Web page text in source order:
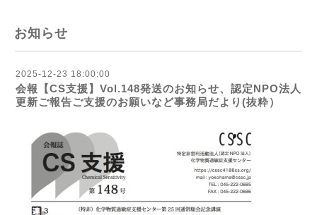
お知らせ
2025-12-23 18:00:00
会報【CS支援】Vol.148発送のお知らせ、認定NPO法人
更新ご報告ご支援のお願いなど事務局だより(抜粋）